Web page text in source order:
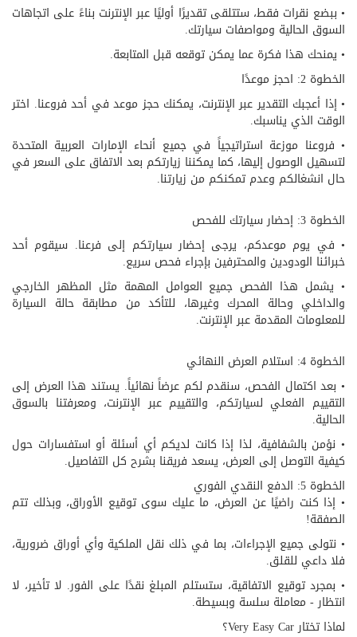
• ببضع نقرات فقط، ستتلقى تقديرًا أوليًا عبر الإنترنت بناءً على اتجاهات
السوق الحالية ومواصفات سيارتك.
• يمنحك هذا فكرة عما يمكن توقعه قبل المتابعة.
الخطوة 2: احجز موعدًا
• إذا أعجبك التقدير عبر الإنترنت، يمكنك حجز موعد في أحد فروعنا. اختر
الوقت الذي يناسبك.
• فروعنا موزعة استراتيجياً في جميع أنحاء الإمارات العربية المتحدة
لتسهيل الوصول إليها، كما يمكننا زيارتكم بعد الاتفاق على السعر في
حال انشغالكم وعدم تمكنكم من زيارتنا.
الخطوة 3: إحضار سيارتك للفحص
• في يوم موعدكم، يرجى إحضار سيارتكم إلى فرعنا. سيقوم أحد
خبرائنا الودودين والمحترفين بإجراء فحص سريع.
• يشمل هذا الفحص جميع العوامل المهمة مثل المظهر الخارجي
والداخلي وحالة المحرك وغيرها، للتأكد من مطابقة حالة السيارة
للمعلومات المقدمة عبر الإنترنت.
الخطوة 4: استلام العرض النهائي
• بعد اكتمال الفحص، سنقدم لكم عرضاً نهائياً. يستند هذا العرض إلى
التقييم الفعلي لسيارتكم، والتقييم عبر الإنترنت، ومعرفتنا بالسوق
الحالية.
• نؤمن بالشفافية، لذا إذا كانت لديكم أي أسئلة أو استفسارات حول
كيفية التوصل إلى العرض، يسعد فريقنا بشرح كل التفاصيل.
الخطوة 5: الدفع النقدي الفوري
• إذا كنت راضيًا عن العرض، ما عليك سوى توقيع الأوراق، وبذلك تتم
الصفقة!
• نتولى جميع الإجراءات، بما في ذلك نقل الملكية وأي أوراق ضرورية،
فلا داعي للقلق.
• بمجرد توقيع الاتفاقية، ستستلم المبلغ نقدًا على الفور. لا تأخير، لا
انتظار - معاملة سلسة وبسيطة.
لماذا تختار Very Easy Car؟